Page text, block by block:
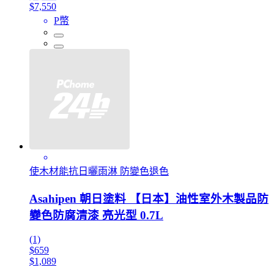
$7,550
P幣
使木材能抗日曬雨淋 防變色退色
Asahipen 朝日塗料 【日本】油性室外木製品防
變色防腐清漆 亮光型 0.7L
(1)
$659
$1,089